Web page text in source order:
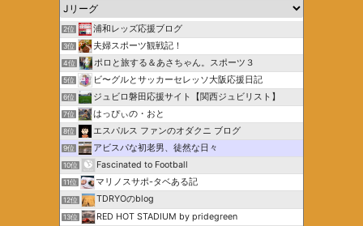
2位 浦和レッズ応援ブログ
3位 夫婦スポーツ観戦記！
4位 ポロと旅する＆あさちゃん。スポーツ３
5位 ビ〜グルとサッカーセレッソ大阪応援日記
6位 ジュビロ磐田応援サイト【関西ジュビリスト】
7位 はっぴぃの・おと
8位 エスパルス ファンのオダクニ ブログ
9位 アビスパな初老男、徒然な日々
10位 Fascinated to Football
11位 マリノスサポ-タベある記
12位 TDRYOのblog
13位 RED HOT STADIUM by pridegreen